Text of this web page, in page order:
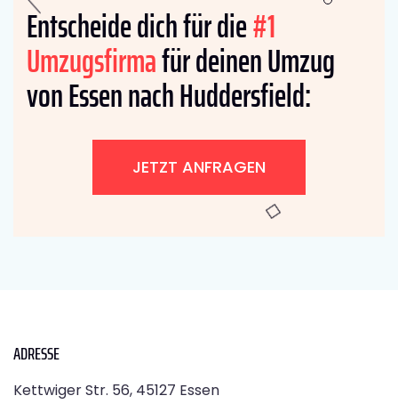
Entscheide dich für die#1
Umzugsfirmafür deinen Umzug
von Essen nach Huddersfield:
JETZT ANFRAGEN
ADRESSE
Kettwiger Str. 56, 45127 Essen